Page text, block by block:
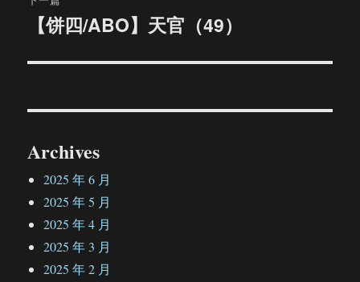
文
【饼四/ABO】天官（49）
Archives
2025 年 6 月
2025 年 5 月
2025 年 4 月
2025 年 3 月
2025 年 2 月